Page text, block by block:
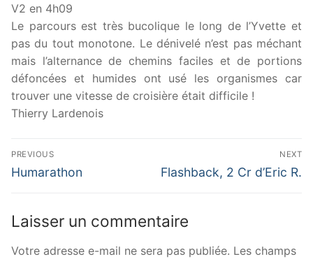
V2 en 4h09
Le parcours est très bucolique le long de l’Yvette et
pas du tout monotone. Le dénivelé n’est pas méchant
mais l’alternance de chemins faciles et de portions
défoncées et humides ont usé les organismes car
trouver une vitesse de croisière était difficile !
Thierry Lardenois
Navigation
de
PREVIOUS
Previous
Humarathon
NEXT
Next
Flashback, 2 Cr d’Eric R.
Laisser un commentaire
Votre adresse e-mail ne sera pas publiée. Les champs